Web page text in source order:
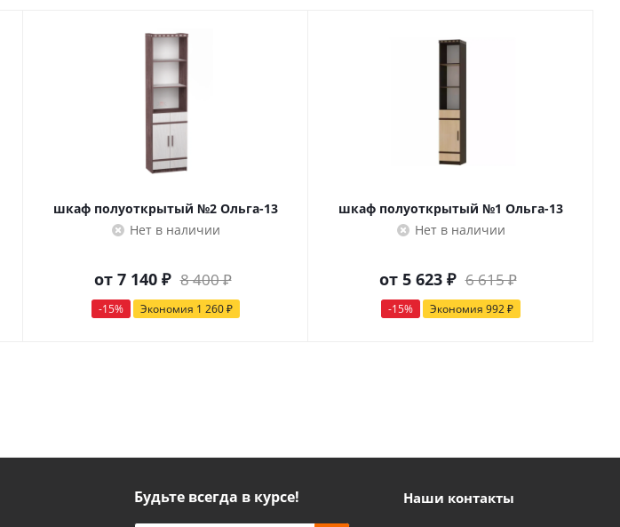
шкаф полуоткрытый №2 Ольга-13
Нет в наличии
от 7 140 ₽ 8 400 ₽
-15% Экономия 1 260 ₽
шкаф полуоткрытый №1 Ольга-13
Нет в наличии
от 5 623 ₽ 6 615 ₽
-15% Экономия 992 ₽
Будьте всегда в курсе! Наши контакты